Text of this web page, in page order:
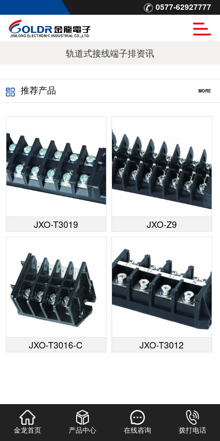
0577-62927777
轨道式接线端子排资讯
推荐产品 MORE
JXO-T3019 JXO-Z9
JXO-T3016-C JXO-T3012
金龙首页 产品中心 在线咨询 拨打电话